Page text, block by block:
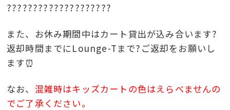
????????????????????
また、お休み期間中はカート貸出が込み合います?
返却時間までにLounge-Tまで?ご返却をお願いし
ます⏰
なお、 混雑時はキッズカートの色はえらべませんの
でご了承ください。